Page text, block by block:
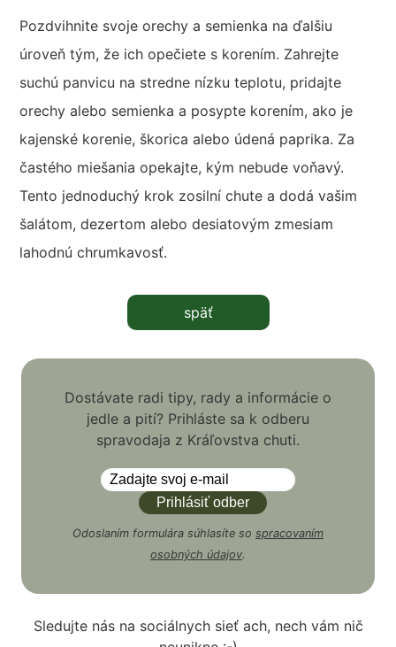
Pozdvihnite svoje orechy a semienka na ďalšiu
úroveň tým, že ich opečiete s korením. Zahrejte
suchú panvicu na stredne nízku teplotu, pridajte
orechy alebo semienka a posypte korením, ako je
kajenské korenie, škorica alebo údená paprika. Za
častého miešania opekajte, kým nebude voňavý.
Tento jednoduchý krok zosilní chute a dodá vašim
šalátom, dezertom alebo desiatovým zmesiam
lahodnú chrumkavosť.
späť
Dostávate radi tipy, rady a informácie o
jedle a pití? Prihláste sa k odberu
spravodaja z Kráľovstva chuti.
Odoslaním formulára súhlasíte so spracovaním
osobných údajov.
Sledujte nás na sociálnych sieť ach, nech vám nič